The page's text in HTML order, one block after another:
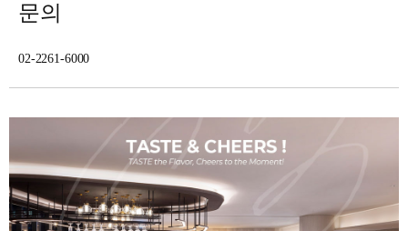
문의
02-2261-6000